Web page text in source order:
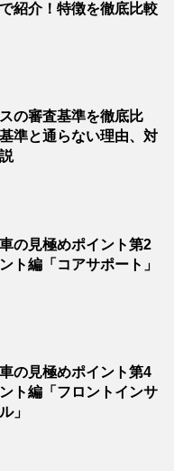
紹介！特徴を徹底比較
の審査基準を徹底比
準と通らない理由、対
車の見極めポイント第2
ト編「コアサポート」
車の見極めポイント第4
ト編「フロントインサ
」